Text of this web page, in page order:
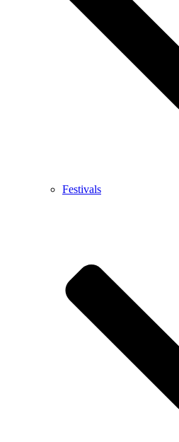
Festivals